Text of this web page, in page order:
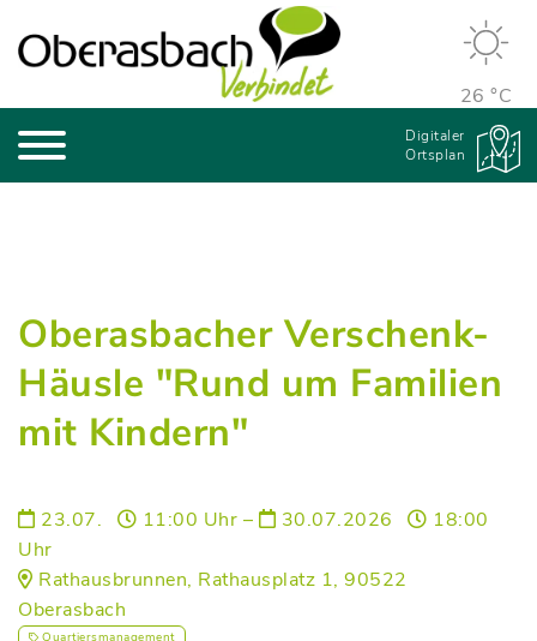
26 °C
Digitaler
Ortsplan
Oberasbacher Verschenk-
Häusle "Rund um Familien
mit Kindern"
23.07. 11:00 Uhr – 30.07.2026
18:00
Uhr
Rathausbrunnen, Rathausplatz 1, 90522
Oberasbach
Quartiersmanagement